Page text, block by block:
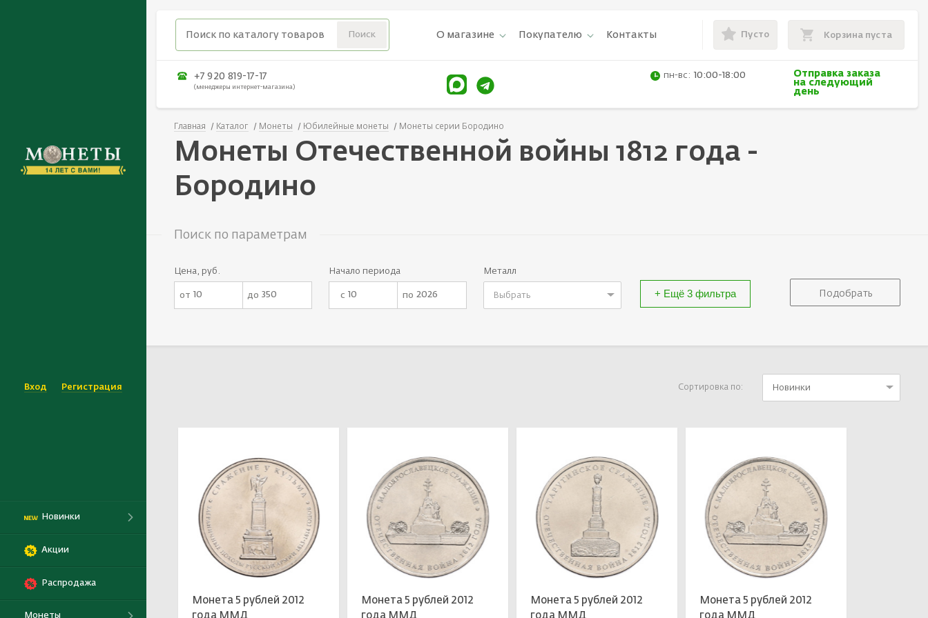
Вход Регистрация
Новинки
Акции
Распродажа
Монеты
О магазине Покупателю Контакты Пусто Корзина пуста
+7 920 819-17-17
(менеджеры интернет-магазина)
пн-вс: 10:00-18:00
Отправка заказа
на следующий
день
Главная Каталог Монеты Юбилейные монеты Монеты серии Бородино
Монеты Отечественной войны 1812 года -
Бородино
Поиск по параметрам
Цена, руб.
от до
Начало периода
с по
Металл
Выбрать + Ещё 3 фильтра
Сортировка по: Новинки
Монета 5 рублей 2012
года ММД
Монета 5 рублей 2012
года ММД
Монета 5 рублей 2012
года ММД
Монета 5 рублей 2012
года ММД